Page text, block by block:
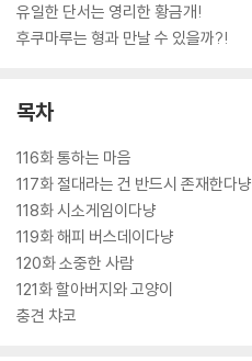
유일한 단서는 영리한 황금개!
후쿠마루는 형과 만날 수 있을까?!
목차
116화 통하는 마음
117화 절대라는 건 반드시 존재한다냥
118화 시소게임이다냥
119화 해피 버스데이다냥
120화 소중한 사람
121화 할아버지와 고양이
충견 챠코